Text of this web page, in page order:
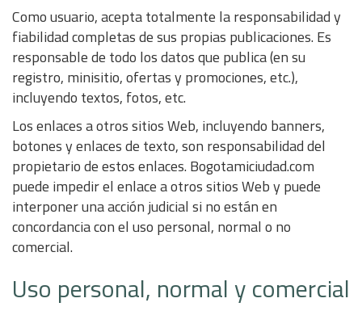
Como usuario, acepta totalmente la responsabilidad y
fiabilidad completas de sus propias publicaciones. Es
responsable de todo los datos que publica (en su
registro, minisitio, ofertas y promociones, etc.),
incluyendo textos, fotos, etc.
Los enlaces a otros sitios Web, incluyendo banners,
botones y enlaces de texto, son responsabilidad del
propietario de estos enlaces. Bogotamiciudad.com
puede impedir el enlace a otros sitios Web y puede
interponer una acción judicial si no están en
concordancia con el uso personal, normal o no
comercial.
Uso personal, normal y comercial